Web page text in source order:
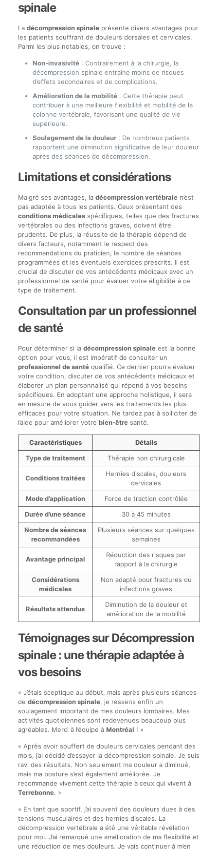
spinale
La décompression spinaleprésente divers avantages pour
les patients souffrant de douleurs dorsales et cervicales.
Parmi les plus notables, on trouve :
Non-invasivité: Contrairement à la chirurgie, la
décompression spinale entraîne moins de risques
d’effets secondaires et de complications.
Amélioration de la mobilité: Cette thérapie peut
contribuer à une meilleure flexibilité et mobilité de la
colonne vertébrale, favorisant une qualité de vie
supérieure.
Soulagement de la douleur: De nombreux patients
rapportent une diminution significative de leur douleur
après des séances de décompression.
Limitations et considérations
Malgré ses avantages, la décompression vertébralen’est
pas adaptée à tous les patients. Ceux présentant des
conditions médicalesspécifiques, telles que des fractures
vertébrales ou des infections graves, doivent être
prudents. De plus, la réussite de la thérapie dépend de
divers facteurs, notamment le respect des
recommandations du praticien, le nombre de séances
programmées et les éventuels exercices prescrits. Il est
crucial de discuter de vos antécédents médicaux avec un
professionnel de santé pour évaluer votre éligibilité à ce
type de traitement.
Consultation par un professionnel
de santé
Pour déterminer si la décompression spinaleest la bonne
option pour vous, il est impératif de consulter un
professionnel de santéqualifié. Ce dernier pourra évaluer
votre condition, discuter de vos antécédents médicaux et
élaborer un plan personnalisé qui répond à vos besoins
spécifiques. En adoptant une approche holistique, il sera
en mesure de vous guider vers les traitements les plus
efficaces pour votre situation. Ne tardez pas à solliciter de
l’aide pour améliorer votre bien-êtresanté.
Caractéristiques
Détails
Type de traitement
Thérapie non chirurgicale
Conditions traitées
Hernies discales, douleurs
cervicales
Mode d’application
Force de traction contrôlée
Durée d’une séance
30 à 45 minutes
Nombre de séances
recommandées
Plusieurs séances sur quelques
semaines
Avantage principal
Réduction des risques par
rapport à la chirurgie
Considérations
médicales
Non adapté pour fractures ou
infections graves
Résultats attendus
Diminution de la douleur et
amélioration de la mobilité
Témoignages sur Décompression
spinale : une thérapie adaptée à
vos besoins
« J’étais sceptique au début, mais après plusieurs séances
de décompression spinale, je ressens enfin un
soulagement important de mes douleurs lombaires. Mes
activités quotidiennes sont redevenues beaucoup plus
agréables. Merci à l’équipe à Montréal ! »
« Après avoir souffert de douleurs cervicales pendant des
mois, j’ai décidé d’essayer la décompression spinale. Je suis
ravi des résultats. Non seulement ma douleur a diminué,
mais ma posture s’est également améliorée. Je
recommande vivement cette thérapie à ceux qui vivent à
Terrebonne. »
« En tant que sportif, j’ai souvent des douleurs dues à des
tensions musculaires et des hernies discales. La
décompression vertébrale a été une véritable révélation
pour moi. J’ai remarqué une amélioration de ma flexibilité et
une réduction de mes douleurs. Je vais continuer à m’en